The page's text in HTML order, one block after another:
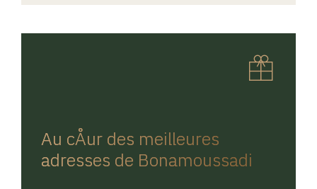
Au cÅur des meilleures
adresses de Bonamoussadi